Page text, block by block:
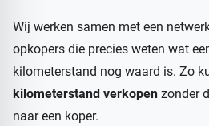
Wij werken samen met een
opkopers die precies weten wat
kilometerstand nog waard is. Zo
kilometerstand verkopen zonder
naar een koper.